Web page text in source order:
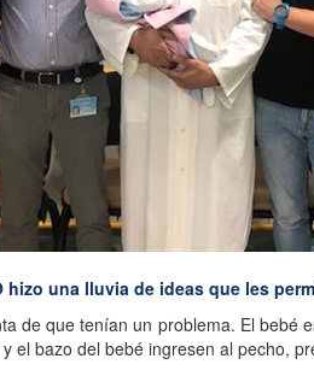
una lluvia de ideas que les
de que tenían un problema. El
el bazo del bebé ingresen al pecho,